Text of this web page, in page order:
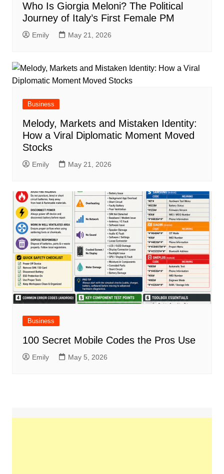
Who Is Giorgia Meloni? The Political
Journey of Italy’s First Female PM
Emily May 21, 2026
Business
Melody, Markets and Mistaken Identity:
How a Viral Diplomatic Moment Moved
Stocks
Emily May 21, 2026
Business
100 Secret Mobile Codes the Pros Use
Emily May 5, 2026